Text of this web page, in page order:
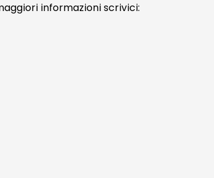
informazioni scrivici: